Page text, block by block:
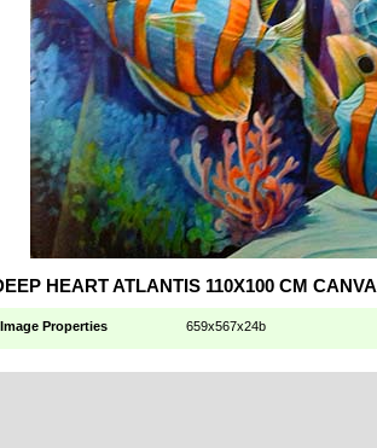
HEART ATLANTIS 110X100 CM
Image Properties 659x567x24b